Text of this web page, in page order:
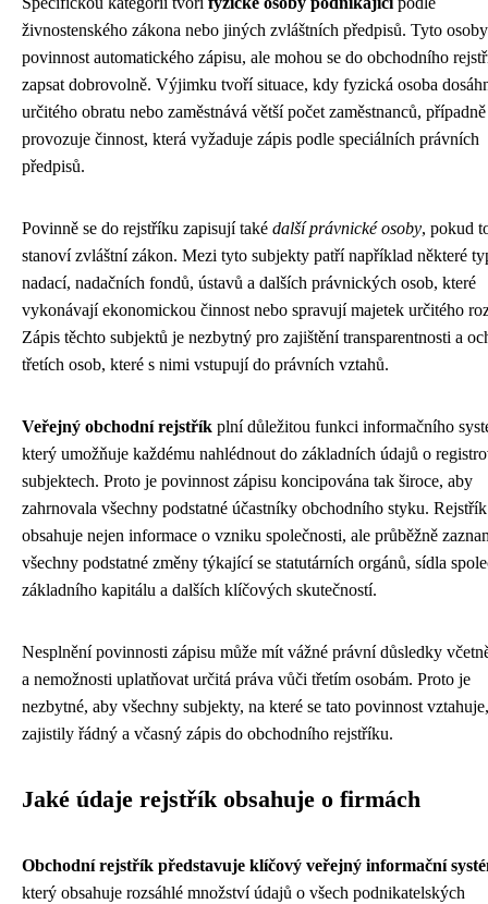
živnostenského zákona nebo jiných zvláštních předpisů. Tyto
povinnost automatického zápisu, ale mohou se do obchodního
zapsat dobrovolně. Výjimku tvoří situace, kdy fyzická osoba
určitého obratu nebo zaměstnává větší počet zaměstnanců, případně
provozuje činnost, která vyžaduje zápis podle speciálních právních
předpisů.
Povinně se do rejstříku zapisují také další právnické osoby, pokud
stanoví zvláštní zákon. Mezi tyto subjekty patří například některé
nadací, nadačních fondů, ústavů a dalších právnických osob, které
vykonávají ekonomickou činnost nebo spravují majetek určitého
Zápis těchto subjektů je nezbytný pro zajištění transparentnosti a
třetích osob, které s nimi vstupují do právních vztahů.
Veřejný obchodní rejstřík plní důležitou funkci informačního
který umožňuje každému nahlédnout do základních údajů o
subjektech. Proto je povinnost zápisu koncipována tak široce, aby
zahrnovala všechny podstatné účastníky obchodního styku. Rejstřík
obsahuje nejen informace o vzniku společnosti, ale průběžně
všechny podstatné změny týkající se statutárních orgánů, sídla
základního kapitálu a dalších klíčových skutečností.
Nesplnění povinnosti zápisu může mít vážné právní důsledky
a nemožnosti uplatňovat určitá práva vůči třetím osobám. Proto je
nezbytné, aby všechny subjekty, na které se tato povinnost vztahuje,
zajistily řádný a včasný zápis do obchodního rejstříku.
Jaké údaje rejstřík obsahuje o firmách
Obchodní rejstřík představuje klíčový veřejný informační
který obsahuje rozsáhlé množství údajů o všech podnikatelských